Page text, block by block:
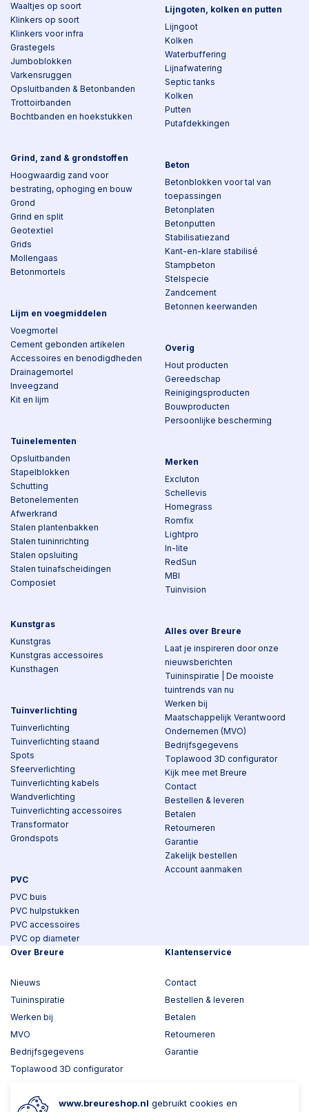
Waaltjes op soort
Klinkers op soort
Klinkers voor infra
Grastegels
Jumboblokken
Varkensruggen
Opsluitbanden & Betonbanden
Trottoirbanden
Bochtbanden en hoekstukken
Grind, zand & grondstoffen
Hoogwaardig zand voor
bestrating, ophoging en bouw
Grond
Grind en split
Geotextiel
Grids
Mollengaas
Betonmortels
Lijm en voegmiddelen
Voegmortel
Cement gebonden artikelen
Accessoires en benodigdheden
Drainagemortel
Inveegzand
Kit en lijm
Tuinelementen
Opsluitbanden
Stapelblokken
Schutting
Betonelementen
Afwerkrand
Stalen plantenbakken
Stalen tuininrichting
Stalen opsluiting
Stalen tuinafscheidingen
Composiet
Kunstgras
Kunstgras
Kunstgras accessoires
Kunsthagen
Tuinverlichting
Tuinverlichting
Tuinverlichting staand
Spots
Sfeerverlichting
Tuinverlichting kabels
Wandverlichting
Tuinverlichting accessoires
Transformator
Grondspots
PVC
PVC buis
PVC hulpstukken
PVC accessoires
PVC op diameter
Lijngoten, kolken en putten
Lijngoot
Kolken
Waterbuffering
Lijnafwatering
Septic tanks
Kolken
Putten
Putafdekkingen
Beton
Betonblokken voor tal van
toepassingen
Betonplaten
Betonputten
Stabilisatiezand
Kant-en-klare stabilisé
Stampbeton
Stelspecie
Zandcement
Betonnen keerwanden
Overig
Hout producten
Gereedschap
Reinigingsproducten
Bouwproducten
Persoonlijke bescherming
Merken
Excluton
Schellevis
Homegrass
Romfix
Lightpro
In-lite
RedSun
MBI
Tuinvision
Alles over Breure
Laat je inspireren door onze
nieuwsberichten
Tuininspiratie | De mooiste
tuintrends van nu
Werken bij
Maatschappelijk Verantwoord
Ondernemen (MVO)
Bedrijfsgegevens
Toplawood 3D configurator
Kijk mee met Breure
Contact
Bestellen & leveren
Betalen
Retourneren
Garantie
Zakelijk bestellen
Account aanmaken
Over Breure
Nieuws
Tuininspiratie
Werken bij
MVO
Bedrijfsgegevens
Toplawood 3D configurator
Klantenservice
Contact
Bestellen & leveren
Betalen
Retourneren
Garantie
www.breureshop.nl gebruikt cookies en